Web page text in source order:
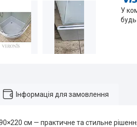
У
Інформація для замовлення
см — практичне та стильне